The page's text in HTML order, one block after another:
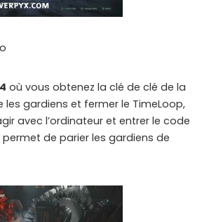
où vous obtenez la clé de clé de la
les gardiens et fermer le TimeLoop,
avec l’ordinateur et entrer le code
de parier les gardiens de